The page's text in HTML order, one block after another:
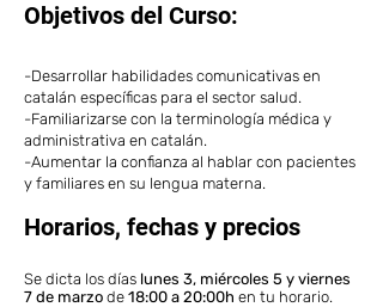
Objetivos del Curso:
-Desarrollar habilidades comunicativas en
catalán específicas para el sector salud.
-Familiarizarse con la terminología médica y
administrativa en catalán.
-Aumentar la confianza al hablar con pacientes
y familiares en su lengua materna.
Horarios, fechas y precios
Se dicta los días lunes 3, miércoles 5 y viernes
7 de marzo de 18:00 a 20:00h en tu horario.